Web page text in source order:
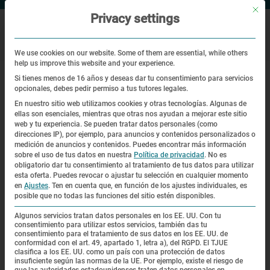
Jerzy Kowalewski
Mit
Privacy settings
We use cookies on our website. Some of them are essential, while others
help us improve this website and your experience.
Si tienes menos de 16 años y deseas dar tu consentimiento para servicios
opcionales, debes pedir permiso a tus tutores legales.
En nuestro sitio web utilizamos cookies y otras tecnologías. Algunas de
ellas son esenciales, mientras que otras nos ayudan a mejorar este sitio
web y tu experiencia. Se pueden tratar datos personales (como
direcciones IP), por ejemplo, para anuncios y contenidos personalizados o
medición de anuncios y contenidos. Puedes encontrar más información
sobre el uso de tus datos en nuestra Política de privacidad . No es
obligatorio dar tu consentimiento al tratamiento de tus datos para utilizar
esta oferta. Puedes revocar o ajustar tu selección en cualquier momento
en Ajustes. Ten en cuenta que, en función de los ajustes individuales, es
posible que no todas las funciones del sitio estén disponibles.
Algunos servicios tratan datos personales en los EE. UU. Con tu
consentimiento para utilizar estos servicios, también das tu
consentimiento para el tratamiento de sus datos en los EE. UU. de
conformidad con el art. 49, apartado 1, letra a), del RGPD. El TJUE
clasifica a los EE. UU. como un país con una protección de datos
insuficiente según las normas de la UE. Por ejemplo, existe el riesgo de